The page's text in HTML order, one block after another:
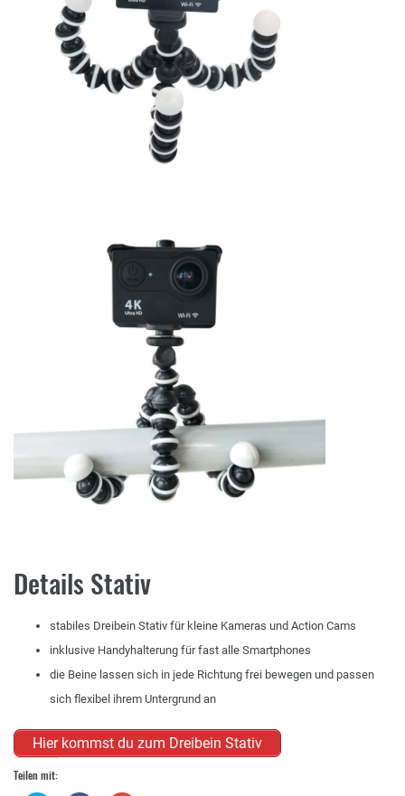
Details Stativ
stabiles Dreibein Stativ für kleine Kameras und Action Cams
inklusive Handyhalterung für fast alle Smartphones
die Beine lassen sich in jede Richtung frei bewegen und passen
sich flexibel ihrem Untergrund an
Hier kommst du zum Dreibein Stativ
Teilen mit: